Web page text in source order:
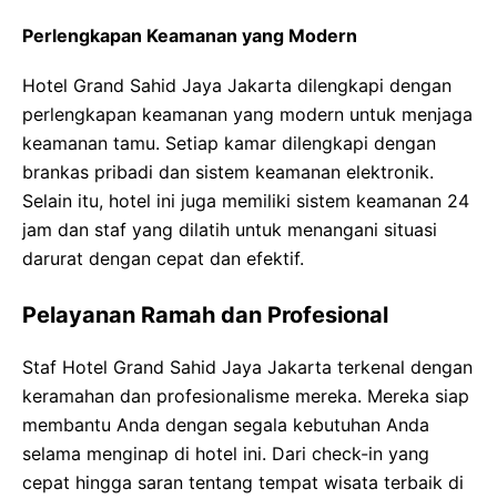
Perlengkapan Keamanan yang Modern
Hotel Grand Sahid Jaya Jakarta dilengkapi dengan
perlengkapan keamanan yang modern untuk menjaga
keamanan tamu. Setiap kamar dilengkapi dengan
brankas pribadi dan sistem keamanan elektronik.
Selain itu, hotel ini juga memiliki sistem keamanan 24
jam dan staf yang dilatih untuk menangani situasi
darurat dengan cepat dan efektif.
Pelayanan Ramah dan Profesional
Staf Hotel Grand Sahid Jaya Jakarta terkenal dengan
keramahan dan profesionalisme mereka. Mereka siap
membantu Anda dengan segala kebutuhan Anda
selama menginap di hotel ini. Dari check-in yang
cepat hingga saran tentang tempat wisata terbaik di